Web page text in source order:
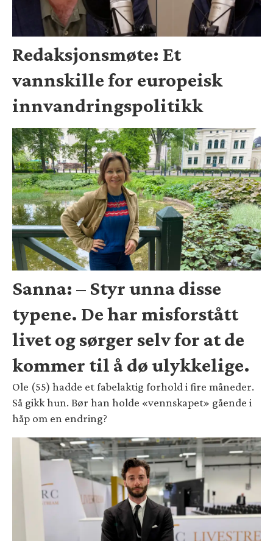
Redaksjonsmøte: Et
vannskille for europeisk
innvandringspolitikk
Sanna: – Styr unna disse
typene. De har misforstått
livet og sørger selv for at de
kommer til å dø ulykkelige.
Ole (55) hadde et fabelaktig forhold i fire måneder.
Så gikk hun. Bør han holde «vennskapet» gående i
håp om en endring?